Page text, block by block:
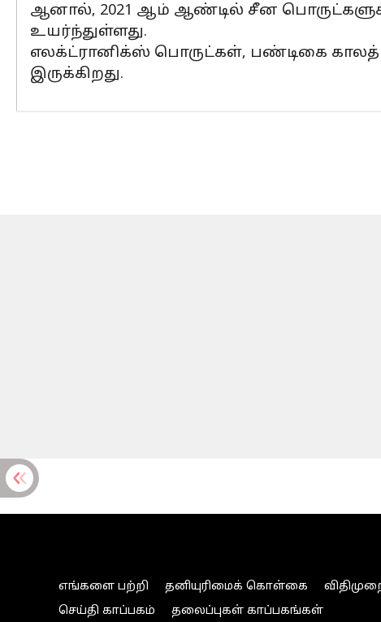
ஆனால், 2021 ஆம் ஆண்டில் சீன
உயர்ந்துள்ளது.
எலக்ட்ரானிக்ஸ் பொருட்கள், பண்டிகை காலத்
இருக்கிறது.
எங்களை பற்றி தனியுரிமைக் கொள்கை
செய்தி காப்பகம்
தலைப்புகள் காப்பகங்கள்